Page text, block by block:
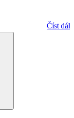
Číst dál